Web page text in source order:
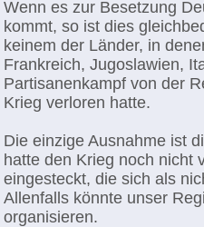
Wenn es zur Besetzung
kommt, so ist dies
keinem der Länder, in
Frankreich, Jugoslawien,
Partisanenkampf von der
Krieg verloren hatte.
Die einzige Ausnahme ist
hatte den Krieg noch nicht
eingesteckt, die sich als
Allenfalls könnte unser
organisieren.